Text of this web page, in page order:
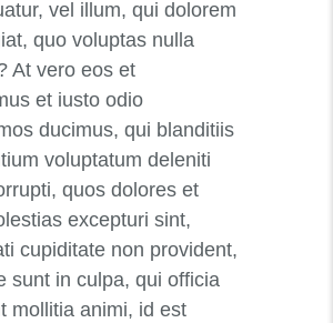
vel illum, qui dolorem
quo voluptas nulla
At vero eos et
et iusto odio
ducimus, qui blanditiis
voluptatum deleniti
quos dolores et
excepturi sint,
cupiditate non provident,
sunt in culpa, qui officia
mollitia animi, id est